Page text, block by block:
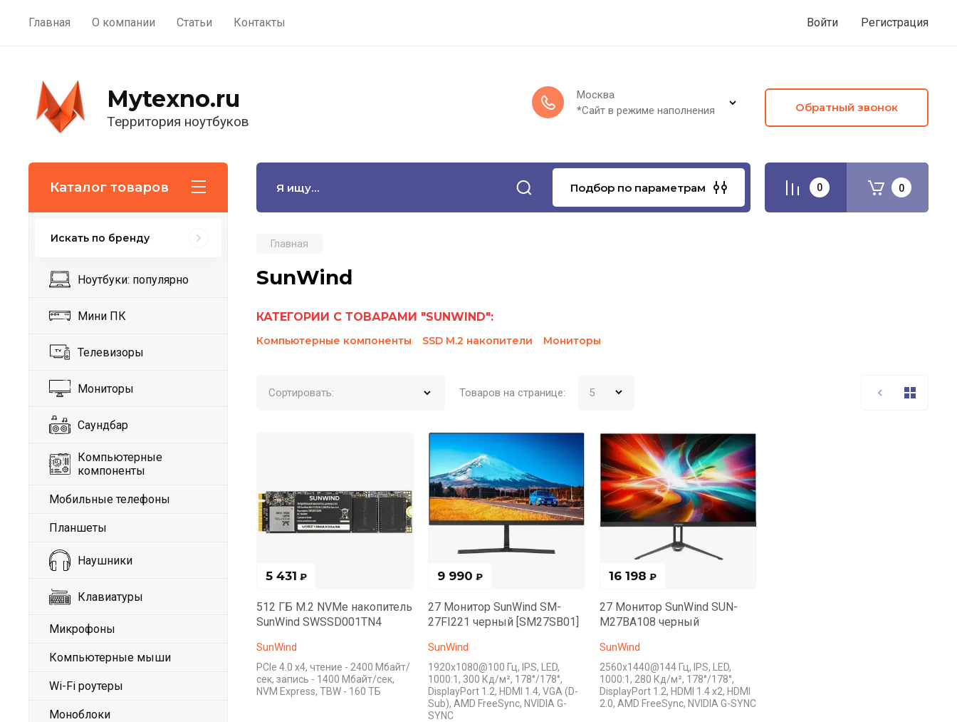
Главная О компании Статьи Контакты Войти Регистрация
Mytexno.ru
Территория ноутбуков
Москва
*Сайт в режиме наполнения
Обратный звонок
Каталог товаров Подбор по параметрам 0 0
Искать по бренду
Ноутбуки: популярно
Мини ПК
Телевизоры
Мониторы
Саундбар
Компьютерные
компоненты
Мобильные телефоны
Планшеты
Наушники
Клавиатуры
Микрофоны
Компьютерные мыши
Wi-Fi роутеры
Моноблоки
Главная
SunWind
КАТЕГОРИИ С ТОВАРАМИ "SUNWIND":
Компьютерные компоненты SSD M.2 накопители Мониторы
Сортировать: Товаров на странице:
5 431 ₽
512 ГБ M.2 NVMe накопитель
SunWind SWSSD001TN4
SunWind
PCIe 4.0 x4, чтение - 2400 Мбайт/
сек, запись - 1400 Мбайт/сек,
NVM Express, TBW - 160 ТБ
9 990 ₽
27 Монитор SunWind SM-
27FI221 черный [SM27SB01]
SunWind
1920x1080@100 Гц, IPS, LED,
1000:1, 300 Кд/м², 178°/178°,
DisplayPort 1.2, HDMI 1.4, VGA (D-
Sub), AMD FreeSync, NVIDIA G-
SYNC
16 198 ₽
27 Монитор SunWind SUN-
M27BA108 черный
SunWind
2560x1440@144 Гц, IPS, LED,
1000:1, 280 Кд/м², 178°/178°,
DisplayPort 1.2, HDMI 1.4 x2, HDMI
2.0, AMD FreeSync, NVIDIA G-SYNC